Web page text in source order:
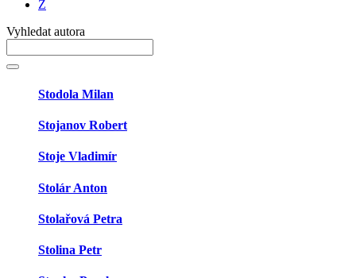
Z
Vyhledat autora
Stodola Milan
Stojanov Robert
Stoje Vladimír
Stolár Anton
Stolařová Petra
Stolina Petr